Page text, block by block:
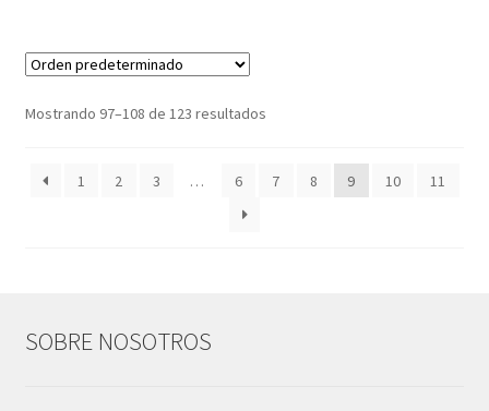
Mostrando 97–108 de 123 resultados
1 2 3 … 6 7 8 9 10 11
SOBRE NOSOTROS